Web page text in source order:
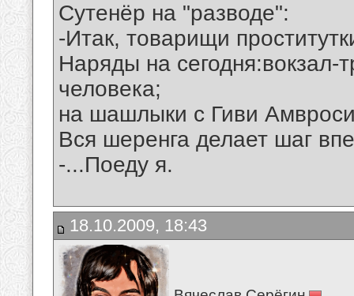
Сутенёр на "разводе":
-Итак, товарищи
Наряды на сегодня:вокзал-
человека;
на шашлыки с Гиви
Вся шеренга делает шаг
-...Поеду я.
18.10.2009, 18:43